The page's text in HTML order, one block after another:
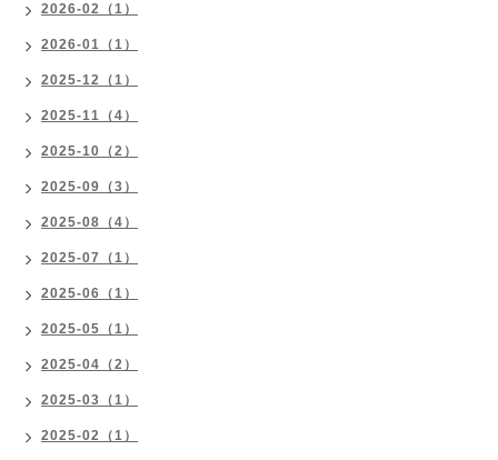
2026-02（1）
2026-01（1）
2025-12（1）
2025-11（4）
2025-10（2）
2025-09（3）
2025-08（4）
2025-07（1）
2025-06（1）
2025-05（1）
2025-04（2）
2025-03（1）
2025-02（1）